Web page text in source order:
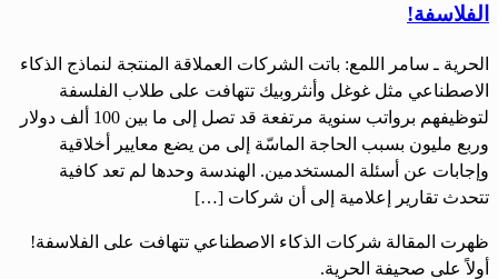
الفلاسفة!
الحرية ـ سامر اللمع: باتت الشركات العملاقة المنتجة لنماذج الذكاء
الاصطناعي مثل غوغل وأنثروبيك تتهافت على طلاب الفلسفة
لتوظيفهم برواتب سنوية مرتفعة قد تصل إلى ما بين 100 ألف دولار
وربع مليون بسبب الحاجة الماسّة إلى من يضع معايير أخلاقية
وإجابات عن أسئلة المستخدمين. الهندسة وحدها لم تعد كافية
تتحدث تقارير إعلامية إلى أن شركات […]
ظهرت المقالة شركات الذكاء الاصطناعي تتهافت على الفلاسفة!
أولاً على صحيفة الحرية.